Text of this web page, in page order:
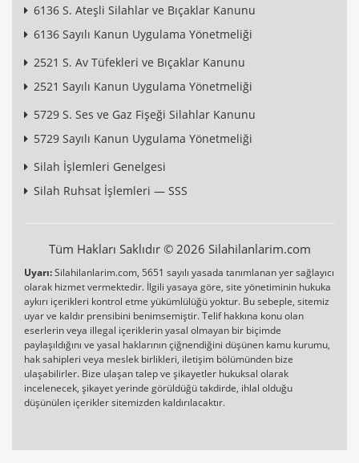
6136 S. Ateşli Silahlar ve Bıçaklar Kanunu
6136 Sayılı Kanun Uygulama Yönetmeliği
2521 S. Av Tüfekleri ve Bıçaklar Kanunu
2521 Sayılı Kanun Uygulama Yönetmeliği
5729 S. Ses ve Gaz Fişeği Silahlar Kanunu
5729 Sayılı Kanun Uygulama Yönetmeliği
Silah İşlemleri Genelgesi
Silah Ruhsat İşlemleri — SSS
Tüm Hakları Saklıdır © 2026 Silahilanlarim.com
Uyarı:Silahilanlarim.com, 5651 sayılı yasada tanımlanan yer sağlayıcı
olarak hizmet vermektedir. İlgili yasaya göre, site yönetiminin hukuka
aykırı içerikleri kontrol etme yükümlülüğü yoktur. Bu sebeple, sitemiz
uyar ve kaldır prensibini benimsemiştir. Telif hakkına konu olan
eserlerin veya illegal içeriklerin yasal olmayan bir biçimde
paylaşıldığını ve yasal haklarının çiğnendiğini düşünen kamu kurumu,
hak sahipleri veya meslek birlikleri, iletişim bölümünden bize
ulaşabilirler. Bize ulaşan talep ve şikayetler hukuksal olarak
incelenecek, şikayet yerinde görüldüğü takdirde, ihlal olduğu
düşünülen içerikler sitemizden kaldırılacaktır.